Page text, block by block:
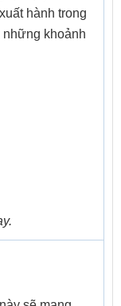
hành trong
khoảnh